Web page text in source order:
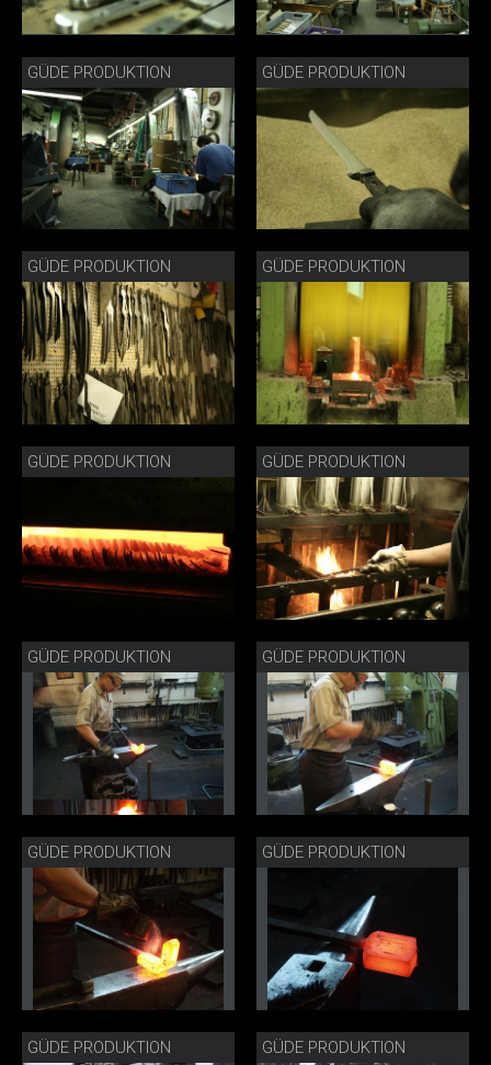
GÜDE PRODUKTION GÜDE PRODUKTION
GÜDE PRODUKTION GÜDE PRODUKTION
GÜDE PRODUKTION GÜDE PRODUKTION
GÜDE PRODUKTION GÜDE PRODUKTION
GÜDE PRODUKTION GÜDE PRODUKTION
GÜDE PRODUKTION GÜDE PRODUKTION